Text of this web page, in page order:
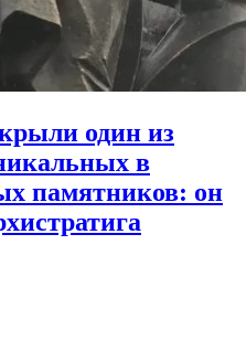
один из
в
памятников: он